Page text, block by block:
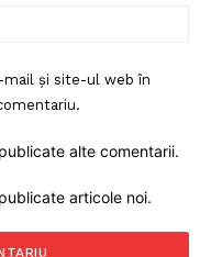
mail și site-ul web în
alte comentarii.
articole noi.